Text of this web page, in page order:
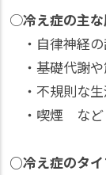
○冷え症の主
・自律神経
・基礎代謝
・不規則な生
・喫煙 など
○冷え症のタ